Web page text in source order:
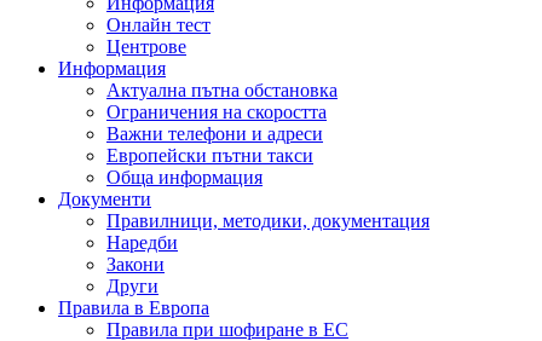
Онлайн тест
Центрове
Информация
Актуална пътна обстановка
Ограничения на скоростта
Важни телефони и адреси
Европейски пътни такси
Обща информация
Документи
Правилници, методики, документация
Наредби
Закони
Други
Правила в Европа
Правила при шофиране в ЕС